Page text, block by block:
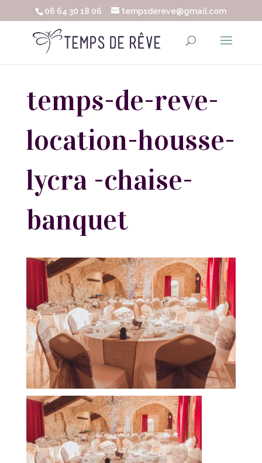
06 64 30 18 06 tempsdereve@gmail.com
temps-de-reve-
location-housse-
lycra -chaise-
banquet